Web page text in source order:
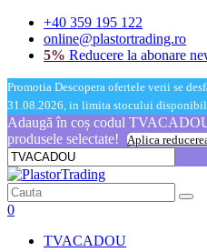
+40 359 195 122
online@plastortrading.ro
5% Reducere la abonare
Promotia Descopera ofertele verii se
31.08.2026, in limita stocului
Adaugă în coș codul
produsele selectate!
Aplica
0
TVACADOU